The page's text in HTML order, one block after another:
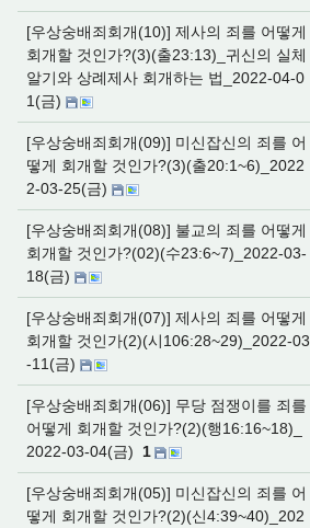
[우상숭배죄회개(10)] 제사의 죄를 어떻게
회개할 것인가?(3)(출23:13)_귀신의 실체
알기와 상례제사 회개하는 법_2022-04-0
1(금)
[우상숭배죄회개(09)] 미신잡신의 죄를 어
떻게 회개할 것인가?(3)(출20:1~6)_2022
2-03-25(금)
[우상숭배죄회개(08)] 불교의 죄를 어떻게
회개할 것인가?(02)(수23:6~7)_2022-03-
18(금)
[우상숭배죄회개(07)] 제사의 죄를 어떻게
회개할 것인가(2)(시106:28~29)_2022-03
-11(금)
[우상숭배죄회개(06)] 무당 점쟁이를 죄를
어떻게 회개할 것인가?(2)(행16:16~18)_
2022-03-04(금)
1
[우상숭배죄회개(05)] 미신잡신의 죄를 어
떻게 회개할 것인가?(2)(신4:39~40)_202